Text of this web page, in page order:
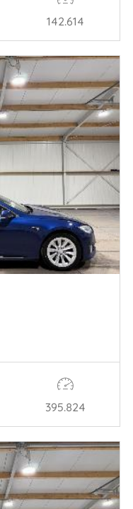
142.614
395.824